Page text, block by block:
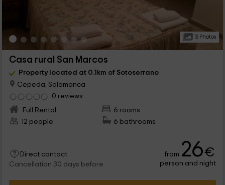
15 Photos
Casa rural San Marcos
Property located at 0.1km of Sotoserrano
Cepeda, Salamanca
0 reviews
Full Rental
6 rooms
12 people
6 bathrooms
Direct contact
Cancellation 30 days before
from 26€
person and night